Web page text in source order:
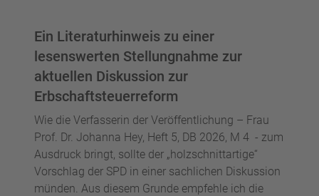
Ein Literaturhinweis zu einer
lesenswerten Stellungnahme zur
aktuellen Diskussion zur
Erbschaftsteuerreform
Wie die Verfasserin der Veröffentlichung – Frau
Prof. Dr. Johanna Hey, Heft 5, DB 2026, M 4 - zum
Ausdruck bringt, sollte der „holzschnittartige“
Vorschlag der SPD in einer sachlichen Diskussion
münden. Aus diesem Grunde empfehle ich die